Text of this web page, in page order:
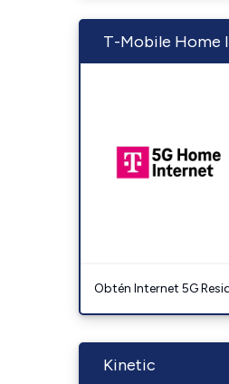
T-Mobile Home
Obtén Internet 5G
Kinetic